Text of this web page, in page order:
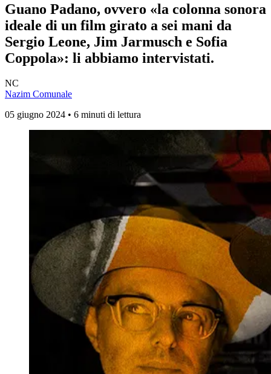
Guano Padano, ovvero «la colonna sonora
ideale di un film girato a sei mani da
Sergio Leone, Jim Jarmusch e Sofia
Coppola»: li abbiamo intervistati.
NC
Nazim Comunale
05 giugno 2024 • 6 minuti di lettura